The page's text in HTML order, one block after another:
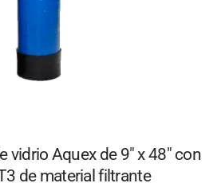
vidrio Aquex de 9" x 48" con
de material filtrante